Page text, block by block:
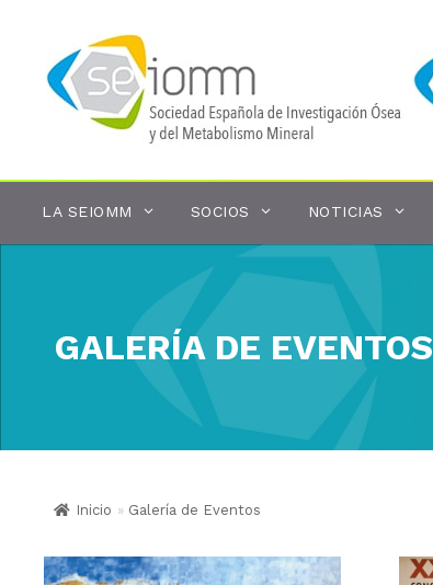
contenido
LA SEIOMM SOCIOS NOTICIAS
GALERÍA DE EVENTOS
Inicio » Galería de Eventos